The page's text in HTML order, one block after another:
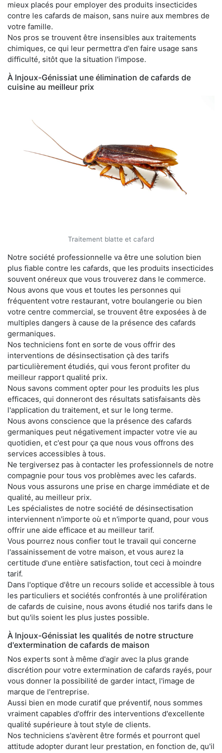
mieux placés pour employer des produits insecticides
contre les cafards de maison, sans nuire aux membres de
votre famille.
Nos pros se trouvent être insensibles aux traitements
chimiques, ce qui leur permettra d'en faire usage sans
difficulté, sitôt que la situation l'impose.
À Injoux-Génissiat une élimination de cafards de
cuisine au meilleur prix
Traitement blatte et cafard
Notre société professionnelle va être une solution bien
plus fiable contre les cafards, que les produits insecticides
souvent onéreux que vous trouverez dans le commerce.
Nous avons que vous et toutes les personnes qui
fréquentent votre restaurant, votre boulangerie ou bien
votre centre commercial, se trouvent être exposées à de
multiples dangers à cause de la présence des cafards
germaniques.
Nos techniciens font en sorte de vous offrir des
interventions de désinsectisation çà des tarifs
particulièrement étudiés, qui vous feront profiter du
meilleur rapport qualité prix.
Nous savons comment opter pour les produits les plus
efficaces, qui donneront des résultats satisfaisants dès
l'application du traitement, et sur le long terme.
Nous avons conscience que la présence des cafards
germaniques peut négativement impacter votre vie au
quotidien, et c'est pour ça que nous vous offrons des
services accessibles à tous.
Ne tergiversez pas à contacter les professionnels de notre
compagnie pour tous vos problèmes avec les cafards.
Nous vous assurons une prise en charge immédiate et de
qualité, au meilleur prix.
Les spécialistes de notre société de désinsectisation
interviennent n'importe où et n'importe quand, pour vous
offrir une aide efficace et au meilleur tarif.
Vous pourrez nous confier tout le travail qui concerne
l'assainissement de votre maison, et vous aurez la
certitude d'une entière satisfaction, tout ceci à moindre
tarif.
Dans l'optique d'être un recours solide et accessible à tous
les particuliers et sociétés confrontés à une prolifération
de cafards de cuisine, nous avons étudié nos tarifs dans le
but qu'ils soient les plus justes possible.
À Injoux-Génissiat les qualités de notre structure
d'extermination de cafards de maison
Nos experts sont à même d'agir avec la plus grande
discrétion pour votre extermination de cafards rayés, pour
vous donner la possibilité de garder intact, l'image de
marque de l'entreprise.
Aussi bien en mode curatif que préventif, nous sommes
vraiment capables d'offrir des interventions d'excellente
qualité supérieure à tout style de clients.
Nos techniciens s'avèrent être formés et pourront quel
attitude adopter durant leur prestation, en fonction de, qu'il